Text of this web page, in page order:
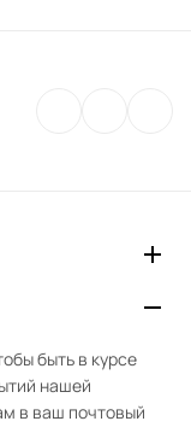
быть в курсе
нашей
в ваш почтовый